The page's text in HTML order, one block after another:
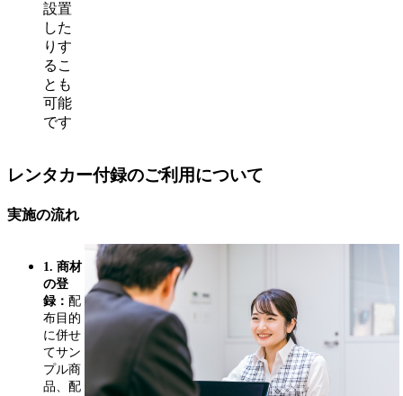
設置
した
りす
るこ
とも
可能
です
レンタカー付録のご利用について
実施の流れ
1. 商材
の登
録： 配
布目的
に併せ
てサン
プル商
品、配